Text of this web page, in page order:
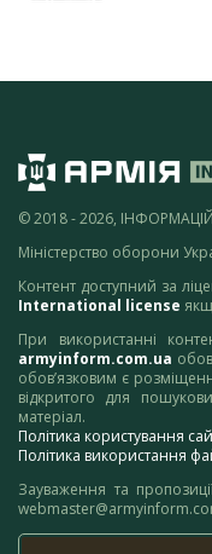
© 2018 - 2026,
Міністерство оборони
Контент доступний за
International license
При використанні
armyinform.com.ua
обов’язковим є
відкритого для
матеріал.
Політика користування
Політика використання
Зауваження та